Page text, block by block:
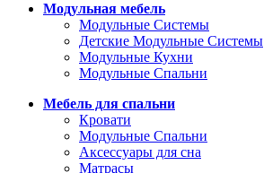
Модульная мебель
Модульные Системы
Детские Модульные Системы
Модульные Кухни
Модульные Спальни
Мебель для спальни
Кровати
Модульные Спальни
Аксессуары для сна
Матрасы